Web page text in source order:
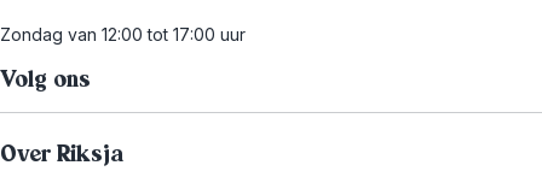
Zondag van 12:00 tot 17:00 uur
Volg ons
Over Riksja